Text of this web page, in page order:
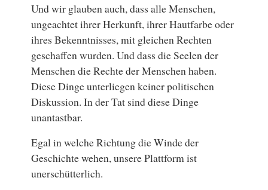
Und wir glauben auch, dass alle Menschen,
ungeachtet ihrer Herkunft, ihrer Hautfarbe oder
ihres Bekenntnisses, mit gleichen Rechten
geschaffen wurden. Und dass die Seelen der
Menschen die Rechte der Menschen haben.
Diese Dinge unterliegen keiner politischen
Diskussion. In der Tat sind diese Dinge
unantastbar.
Egal in welche Richtung die Winde der
Geschichte wehen, unsere Plattform ist
unerschütterlich.